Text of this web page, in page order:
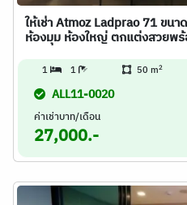
ให้เช่า Atmoz Ladprao 71 ขน
ห้องมุม ห้องใหญ่ ตกแต่งสวยพ
1 1 50 m2
ALL11-0020
ค่าเช่าบาท/เดือน
27,000.-